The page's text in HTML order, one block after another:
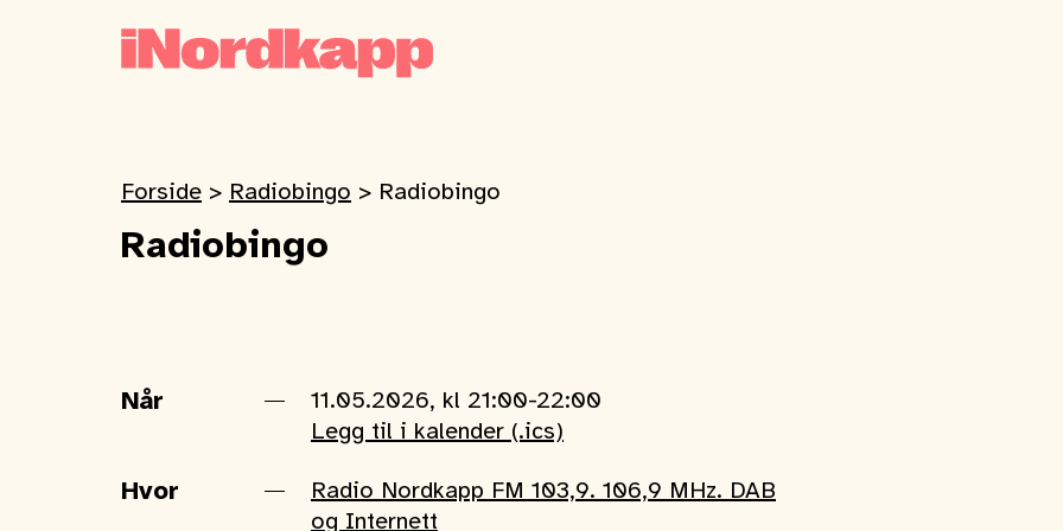
Forside > Radiobingo > Radiobingo
Radiobingo
Når
11.05.2026, kl 21:00-22:00
Legg til i kalender (.ics)
Hvor
Radio Nordkapp FM 103,9. 106,9 MHz. DAB
og Internett